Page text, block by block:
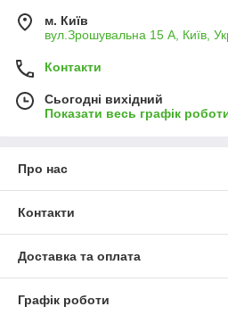
м. Київ
вул.Зрошувальна 15 А, Київ,
Контакти
Сьогодні вихідний
Показати весь графік
Про нас
Контакти
Доставка та оплата
Графік роботи